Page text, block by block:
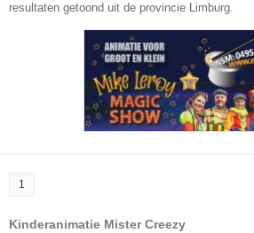
resultaten getoond uit de provincie Limburg.
1
Kinderanimatie Mister Creezy